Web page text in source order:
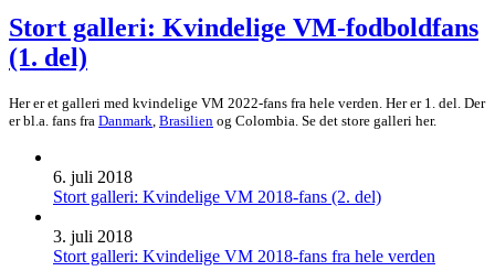
Stort galleri: Kvindelige VM-fodboldfans
(1. del)
Her er et galleri med kvindelige VM 2022-fans fra hele verden. Her er 1. del. Der
er bl.a. fans fra Danmark Brasilien og Colombia. Se det store galleri her.
6. juli 2018
Stort galleri: Kvindelige VM 2018-fans (2. del)
3. juli 2018
Stort galleri: Kvindelige VM 2018-fans fra hele verden